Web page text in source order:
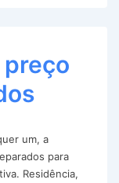
um, a
para
Residência,